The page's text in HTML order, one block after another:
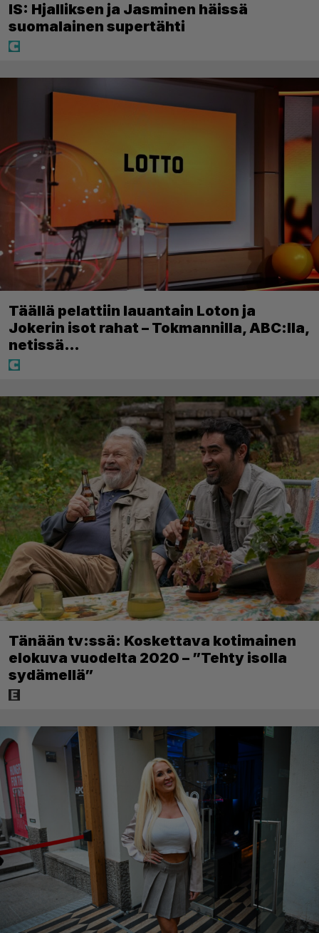
IS: Hjalliksen ja Jasminen häissä
suomalainen supertähti
Täällä pelattiin lauantain Loton ja
Jokerin isot rahat – Tokmannilla, ABC:lla,
netissä…
Tänään tv:ssä: Koskettava kotimainen
elokuva vuodelta 2020 – ”Tehty isolla
sydämellä”